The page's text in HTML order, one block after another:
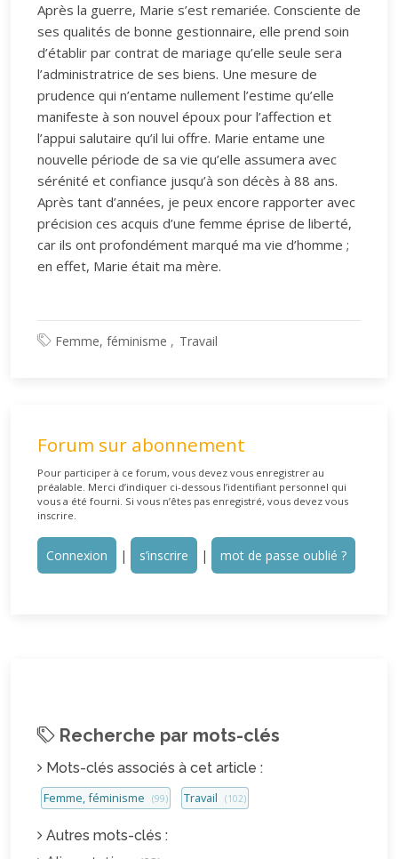
Après la guerre, Marie s’est remariée. Consciente de
ses qualités de bonne gestionnaire, elle prend soin
d’établir par contrat de mariage qu’elle seule sera
l’administratrice de ses biens. Une mesure de
prudence qui n’entame nullement l’estime qu’elle
manifeste à son nouvel époux pour l’affection et
l’appui salutaire qu’il lui offre. Marie entame une
nouvelle période de sa vie qu’elle assumera avec
sérénité et confiance jusqu’à son décès à 88 ans.
Après tant d’années, je peux encore rapporter avec
précision ces acquis d’une femme éprise de liberté,
car ils ont profondément marqué ma vie d’homme ;
en effet, Marie était ma mère.
Femme, féminisme Travail
Forum sur abonnement
Pour participer à ce forum, vous devez vous enregistrer au
préalable. Merci d’indiquer ci-dessous l’identifiant personnel qui
vous a été fourni. Si vous n’êtes pas enregistré, vous devez vous
inscrire.
Connexion | s’inscrire | mot de passe oublié ?
Recherche par mots-clés
Mots-clés associés à cet article :
Femme, féminisme (99) Travail (102)
Autres mots-clés :